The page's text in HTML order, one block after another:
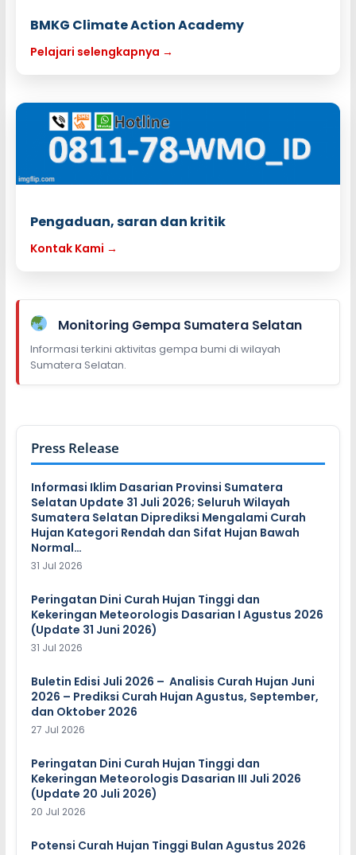
BMKG Climate Action Academy
Pelajari selengkapnya →
Pengaduan, saran dan kritik
Kontak Kami →
Monitoring Gempa Sumatera Selatan
Informasi terkini aktivitas gempa bumi di wilayah
Sumatera Selatan.
Press Release
Informasi Iklim Dasarian Provinsi Sumatera
Selatan Update 31 Juli 2026; Seluruh Wilayah
Sumatera Selatan Diprediksi Mengalami Curah
Hujan Kategori Rendah dan Sifat Hujan Bawah
Normal…
31 Jul 2026
Peringatan Dini Curah Hujan Tinggi dan
Kekeringan Meteorologis Dasarian I Agustus 2026
(Update 31 Juni 2026)
31 Jul 2026
Buletin Edisi Juli 2026 – Analisis Curah Hujan Juni
2026 – Prediksi Curah Hujan Agustus, September,
dan Oktober 2026
27 Jul 2026
Peringatan Dini Curah Hujan Tinggi dan
Kekeringan Meteorologis Dasarian III Juli 2026
(Update 20 Juli 2026)
20 Jul 2026
Potensi Curah Hujan Tinggi Bulan Agustus 2026